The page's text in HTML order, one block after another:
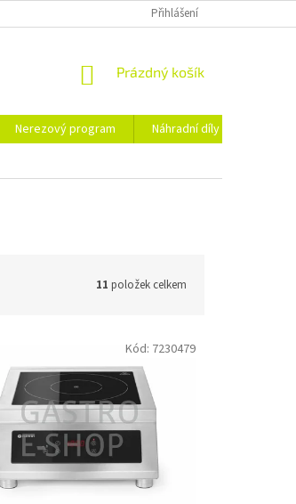
Přihlášení
NÁKUPNÍ
Prázdný košík
Nerezový program Náhradní díly
11 položek celkem
Kód: 7230479